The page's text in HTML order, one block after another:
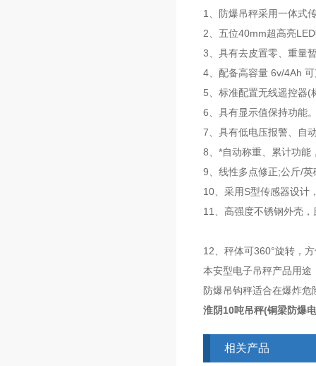
1、防爆吊秤采用一体式
2、五位40mm超高亮
3、具有去皮置零、重量
4、配备高容量 6v/4Ah
5、标准配置无线遥控器(
6、具有显示值保持功能
7、具有低电压报警、自
8、*自动称重、累计功能
9、线性多点修正;公斤/
10、采用S型传感器设计
11、高强度不锈钢外壳
12、秤体可360°旋转，
本安型电子吊秤产品用途
防爆吊钩秤适合在爆炸
淮阴10吨吊秤(铜梁防爆
相关产品